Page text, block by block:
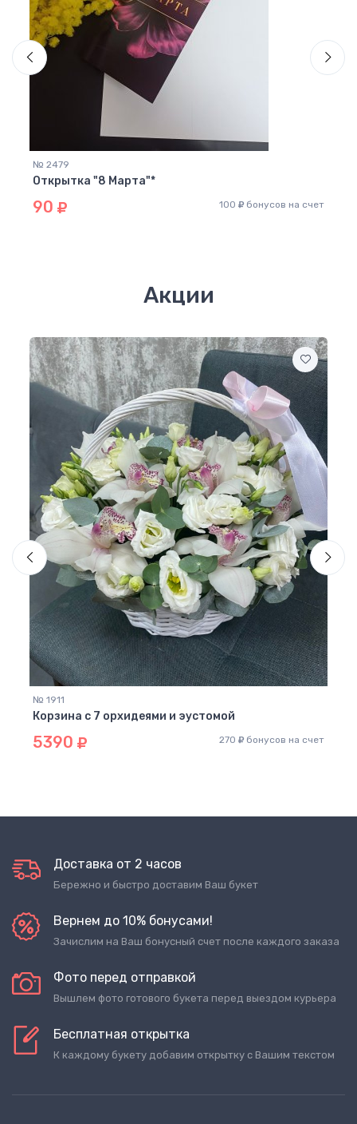
№ 2479
Открытка "8 Марта"*
90 100 бонусов на счет
Акции
№ 1911
Корзина с 7 орхидеями и эустомой
5390 270 бонусов на счет
Доставка от 2 часов
Бережно и быстро доставим Ваш букет
Вернем до 10% бонусами!
Зачислим на Ваш бонусный счет после каждого заказа
Фото перед отправкой
Вышлем фото готового букета перед выездом курьера
Бесплатная открытка
К каждому букету добавим открытку с Вашим текстом